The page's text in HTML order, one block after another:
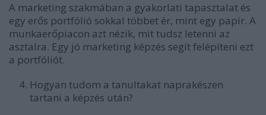
A marketing szakmában a gyakorlati tapasztalat és
egy erős portfólió sokkal többet ér, mint egy papír. A
munkaerőpiacon azt nézik, mit tudsz letenni az
asztalra. Egy jó marketing képzés segít felépíteni ezt
a portfóliót.
Hogyan tudom a tanultakat naprakészen
tartani a képzés után?